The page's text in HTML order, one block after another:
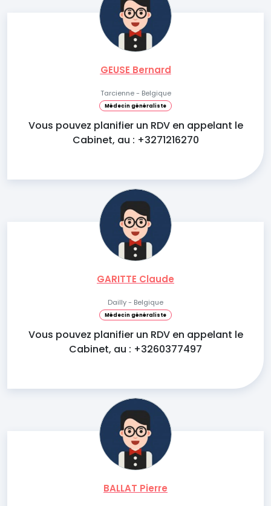
GEUSE Bernard
Tarcienne - Belgique
Médecin généraliste
Vous pouvez planifier un RDV en appelant le
Cabinet, au : +3271216270
GARITTE Claude
Dailly - Belgique
Médecin généraliste
Vous pouvez planifier un RDV en appelant le
Cabinet, au : +3260377497
BALLAT Pierre